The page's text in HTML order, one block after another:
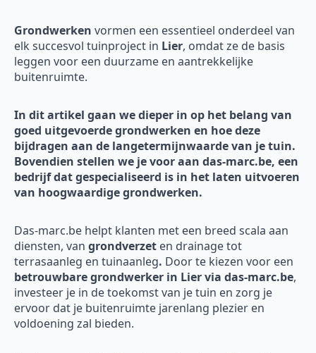
Grondwerken vormen een essentieel onderdeel van
elk succesvol tuinproject in Lier, omdat ze de basis
leggen voor een duurzame en aantrekkelijke
buitenruimte.
In dit artikel gaan we dieper in op het belang van
goed uitgevoerde grondwerken en hoe deze
bijdragen aan de langetermijnwaarde van je tuin.
Bovendien stellen we je voor aan das-marc.be, een
bedrijf dat gespecialiseerd is in het laten uitvoeren
van hoogwaardige grondwerken.
Das-marc.be helpt klanten met een breed scala aan
diensten, van grondverzet en drainage tot
terrasaanleg en tuinaanleg. Door te kiezen voor een
betrouwbare grondwerker in Lier via das-marc.be,
investeer je in de toekomst van je tuin en zorg je
ervoor dat je buitenruimte jarenlang plezier en
voldoening zal bieden.